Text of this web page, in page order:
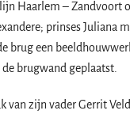
Haarlem – Zandvoort
prinses Juliana
brug een
de brugwand geplaatst.
van zijn vader Gerrit